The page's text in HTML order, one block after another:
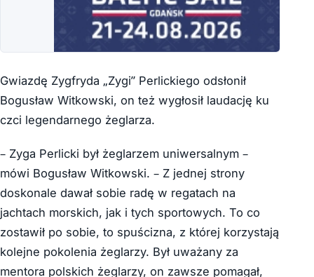
Gwiazdę Zygfryda „Zygi” Perlickiego odsłonił
Bogusław Witkowski, on też wygłosił laudację ku
czci legendarnego żeglarza.
– Zyga Perlicki był żeglarzem uniwersalnym –
mówi Bogusław Witkowski. – Z jednej strony
doskonale dawał sobie radę w regatach na
jachtach morskich, jak i tych sportowych. To co
zostawił po sobie, to spuścizna, z której korzystają
kolejne pokolenia żeglarzy. Był uważany za
mentora polskich żeglarzy, on zawsze pomagał,